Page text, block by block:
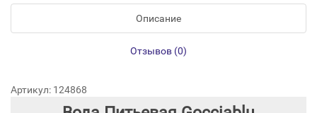
Описание
Отзывов (0)
Артикул: 124868